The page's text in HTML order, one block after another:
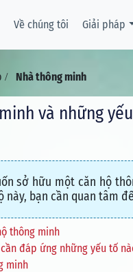
Về chúng tôi Giải pháp
/ Nhà thông minh
và những
sở hữu một căn hộ
này, bạn cần quan tâm
thông minh
đáp ứng những yếu tố
minh